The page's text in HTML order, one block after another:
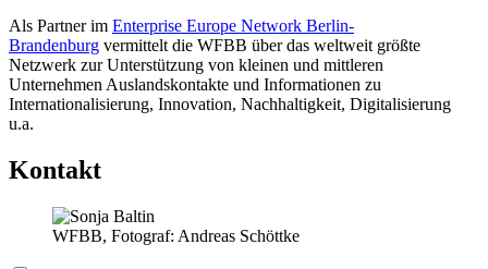
Als Partner im Enterprise Europe Network Berlin-
Brandenburg vermittelt die WFBB über das weltweit größte
Netzwerk zur Unterstützung von kleinen und mittleren
Unternehmen Auslandskontakte und Informationen zu
Internationalisierung, Innovation, Nachhaltigkeit, Digitalisierung
u.a.
Kontakt
WFBB, Fotograf: Andreas Schöttke